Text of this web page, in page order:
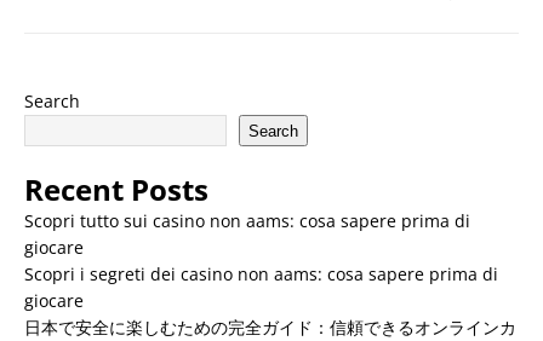
Search
Search
Recent Posts
Scopri tutto sui casino non aams: cosa sapere prima di
giocare
Scopri i segreti dei casino non aams: cosa sapere prima di
giocare
日本で安全に楽しむための完全ガイド：信頼できるオンラインカ